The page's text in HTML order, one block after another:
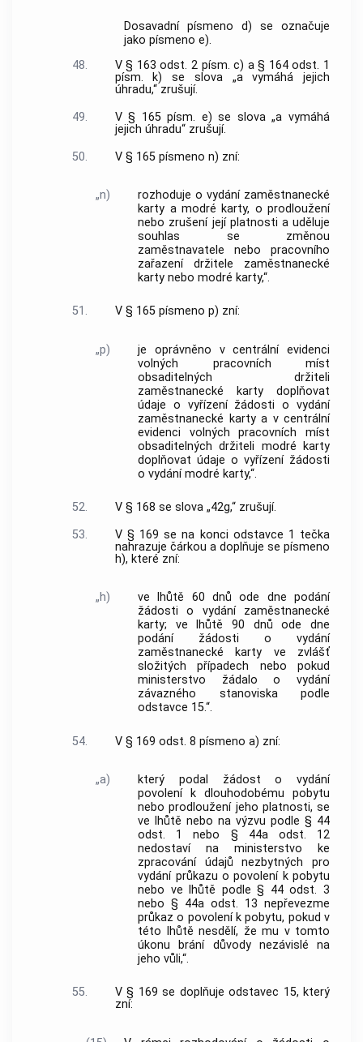
Dosavadní písmeno d) se označuje
jako písmeno e).
48.
V § 163 odst. 2 písm. c) a § 164 odst. 1
písm. k) se slova „a vymáhá jejich
úhradu,“ zrušují.
49.
V § 165 písm. e) se slova „a vymáhá
jejich úhradu“ zrušují.
50.
V § 165 písmeno n) zní:
„n)
rozhoduje o vydání zaměstnanecké
karty a modré karty, o prodloužení
nebo zrušení její platnosti a uděluje
souhlas se změnou
zaměstnavatele nebo pracovního
zařazení držitele zaměstnanecké
karty nebo modré karty,“.
51. V § 165 písmeno p) zní:
„p)
je oprávněno v centrální evidenci
volných pracovních míst
obsaditelných držiteli
zaměstnanecké karty doplňovat
údaje o vyřízení žádosti o vydání
zaměstnanecké karty a v centrální
evidenci volných pracovních míst
obsaditelných držiteli modré karty
doplňovat údaje o vyřízení žádosti
o vydání modré karty,“.
52.
V § 168 se slova „42g,“ zrušují.
53.
V § 169 se na konci odstavce 1 tečka
nahrazuje čárkou a doplňuje se písmeno
h), které zní:
„h)
ve lhůtě 60 dnů ode dne podání
žádosti o vydání zaměstnanecké
karty; ve lhůtě 90 dnů ode dne
podání žádosti o vydání
zaměstnanecké karty ve zvlášť
složitých případech nebo pokud
ministerstvo žádalo o vydání
závazného stanoviska podle
odstavce 15.“.
54. V § 169 odst. 8 písmeno a) zní:
„a)
který podal žádost o vydání
povolení k dlouhodobému pobytu
nebo prodloužení jeho platnosti, se
ve lhůtě nebo na výzvu podle § 44
odst. 1 nebo § 44a odst. 12
nedostaví na ministerstvo ke
zpracování údajů nezbytných pro
vydání průkazu o povolení k pobytu
nebo ve lhůtě podle § 44 odst. 3
nebo § 44a odst. 13 nepřevezme
průkaz o povolení k pobytu, pokud v
této lhůtě nesdělí, že mu v tomto
úkonu brání důvody nezávislé na
jeho vůli,“.
55.
V § 169 se doplňuje odstavec 15, který
zní: